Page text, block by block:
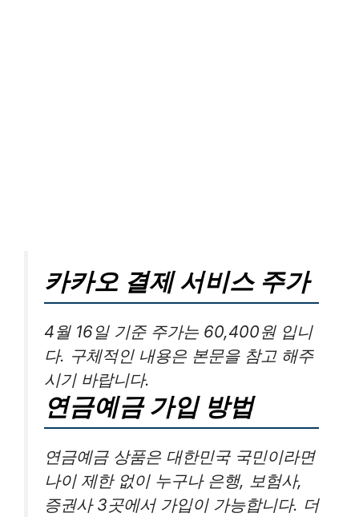
카카오 결제 서비스 주가
4월 16일 기준 주가는 60,400원 입니
다. 구체적인 내용은 본문을 참고 해주
시기 바랍니다.
연금예금 가입 방법
연금예금 상품은 대한민국 국민이라면
나이 제한 없이 누구나 은행, 보험사,
증권사 3곳에서 가입이 가능합니다. 더